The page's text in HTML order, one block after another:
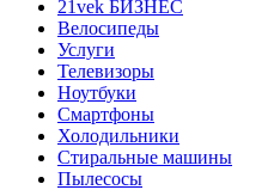
21vek БИЗНЕС
Велосипеды
Услуги
Телевизоры
Ноутбуки
Смартфоны
Холодильники
Стиральные машины
Пылесосы